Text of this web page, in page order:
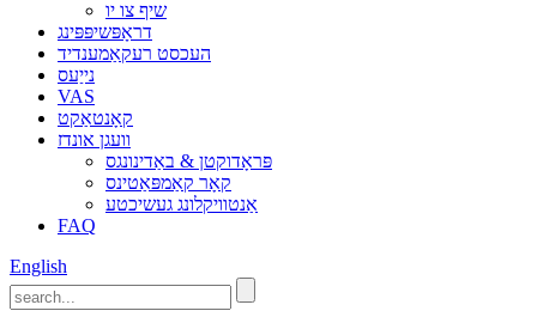
שיף צו יו
דראָפּשיפּפּינג
העכסט רעקאַמענדיד
נייַעס
VAS
קאָנטאַקט
וועגן אונדז
פּראָדוקטן & באַדינונגס
קאָר קאַמפּאַטינס
אַנטוויקלונג געשיכטע
FAQ
English